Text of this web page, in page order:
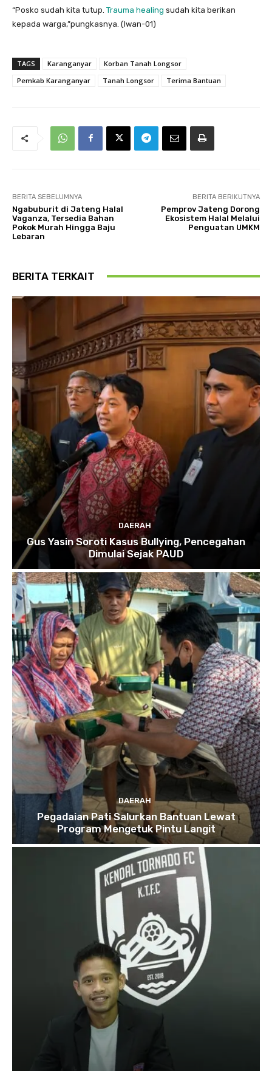
“Posko sudah kita tutup. Trauma healing sudah kita berikan
kepada warga,”pungkasnya. (Iwan-01)
TAGS Karanganyar
Korban Tanah Longsor
Pemkab Karanganyar
Tanah Longsor Terima Bantuan
BERITA SEBELUMNYA
Ngabuburit di Jateng Halal
Vaganza, Tersedia Bahan
Pokok Murah Hingga Baju
Lebaran
BERITA BERIKUTNYA
Pemprov Jateng Dorong
Ekosistem Halal Melalui
Penguatan UMKM
BERITA TERKAIT
DAERAH
Gus Yasin Soroti Kasus Bullying, Pencegahan
Dimulai Sejak PAUD
DAERAH
Pegadaian Pati Salurkan Bantuan Lewat
Program Mengetuk Pintu Langit